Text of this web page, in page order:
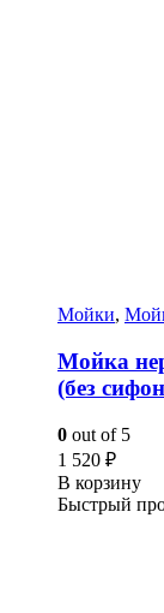
Мойки,
Мойка
(без
0 out of 5
1 520 ₽
В корзину
Быстрый